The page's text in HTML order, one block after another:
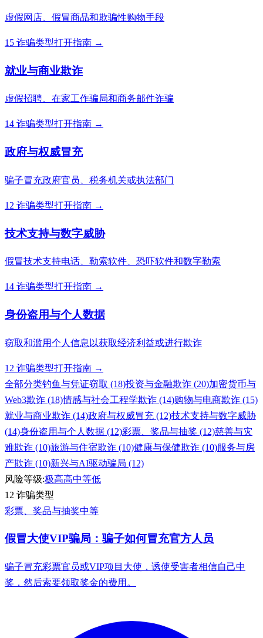
虚假网店、假冒商品和欺骗性购物手段
15 诈骗类型打开指南 →
就业与商业欺诈
虚假招聘、在家工作骗局和商务邮件诈骗
14 诈骗类型打开指南 →
政府与权威冒充
骗子冒充政府官员、税务机关或执法部门
12 诈骗类型打开指南 →
技术支持与数字威胁
假冒技术支持电话、勒索软件、恐吓软件和数字勒索
14 诈骗类型打开指南 →
身份盗用与个人数据
窃取和滥用个人信息以获取经济利益或进行欺诈
12 诈骗类型打开指南 →
全部分类钓鱼与凭证窃取 (18)投资与金融欺诈 (20)加密货币与
Web3欺诈 (18)情感与社会工程学欺诈 (14)购物与电商欺诈 (15)
就业与商业欺诈 (14)政府与权威冒充 (12)技术支持与数字威胁
(14)身份盗用与个人数据 (12)彩票、奖品与抽奖 (12)慈善与灾
难欺诈 (10)旅游与住宿欺诈 (10)健康与保健欺诈 (10)服务与房
产欺诈 (10)新兴与AI驱动骗局 (12)
风险等级:极高高中等低
12 诈骗类型
彩票、奖品与抽奖中等
假冒大使VIP骗局：骗子如何冒充官方人员
骗子冒充彩票官员或VIP项目大使，诱使受害者相信自己中
奖，然后索要领取奖金的费用。